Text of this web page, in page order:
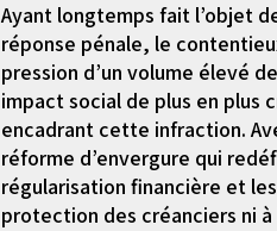
Ayant longtemps fait l’objet
réponse pénale, le
pression d’un volume élevé
impact social de plus en plus
encadrant cette infraction.
réforme d’envergure qui
régularisation financière et
protection des créanciers ni